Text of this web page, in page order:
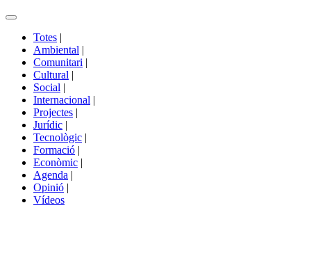
Commutador
portals
Totes |
Ambiental |
Comunitari |
Cultural |
Social |
Internacional |
Projectes |
Jurídic |
Tecnològic |
Formació |
Econòmic |
Agenda |
Opinió |
Vídeos